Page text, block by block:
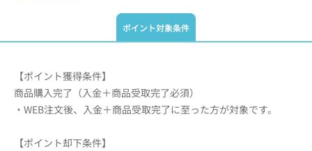
ポイント対象条件
【ポイント獲得条件】
商品購入完了（入金＋商品受取完了必須）
・WEB注文後、入金＋商品受取完了に至った方が対象です。
【ポイント却下条件】